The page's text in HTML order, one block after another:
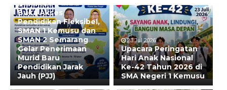
28 Jul 2026
Buka Akses
Pendidikan Fleksibel,
SMAN 1 Kemusu dan
SMAN 2 Semarang
Gelar Penerimaan
Murid Baru
Pendidikan Jarak
Jauh (PJJ)
23 Jul 2026
Upacara Peringatan
Hari Anak Nasional
Ke-42 Tahun 2026 di
SMA Negeri 1 Kemusu